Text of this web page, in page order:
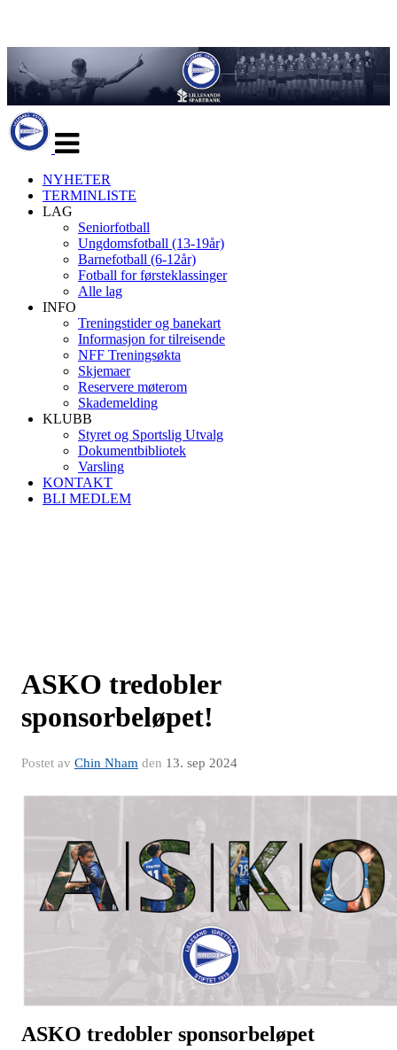
navigasjon
NYHETER
TERMINLISTE
LAG
Seniorfotball
Ungdomsfotball (13-19år)
Barnefotball (6-12år)
Fotball for førsteklassinger
Alle lag
INFO
Treningstider og banekart
Informasjon for tilreisende
NFF Treningsøkta
Skjemaer
Reservere møterom
Skademelding
KLUBB
Styret og Sportslig Utvalg
Dokumentbibliotek
Varsling
KONTAKT
BLI MEDLEM
ASKO tredobler
sponsorbeløpet!
Postet av Chin Nham den 13. sep 2024
ASKO tredobler sponsorbeløpet